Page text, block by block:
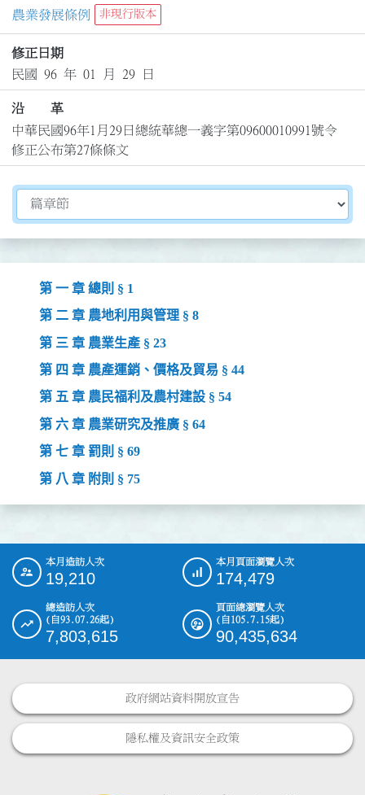
農業發展條例
非現行版本
修正日期
民國 96 年 01 月 29 日
沿 革
中華民國96年1月29日總統華總一義字第09600010991號令
修正公布第27條條文
切換選擇法規資訊內容
第 一 章 總則 § 1
第 二 章 農地利用與管理 § 8
第 三 章 農業生產 § 23
第 四 章 農產運銷、價格及貿易 § 44
第 五 章 農民福利及農村建設 § 54
第 六 章 農業研究及推廣 § 64
第 七 章 罰則 § 69
第 八 章 附則 § 75
::: 本月造訪人次
19,210
本月頁面瀏覽人次
174,479
總造訪人次
(自93.07.26起)
7,803,615
頁面總瀏覽人次
(自105.7.15起)
90,435,634
政府網站資料開放宣告
隱私權及資訊安全政策